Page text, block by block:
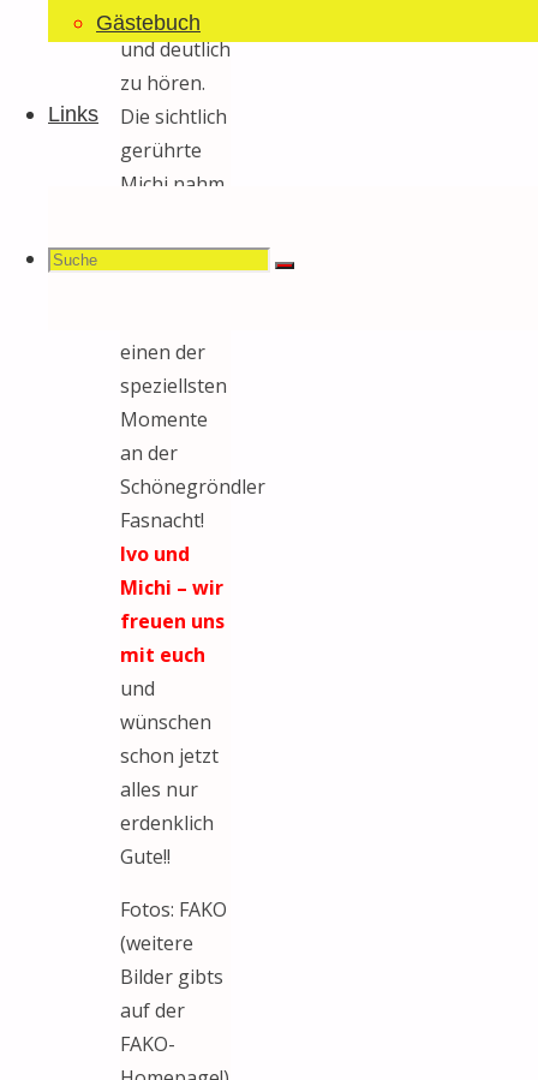
Gästebuch
Links
Suche
Suchen
Suche
Fragen‘ laut
und deutlich
zu hören.
Die sichtlich
gerührte
Michi nahm
an und
einen der
speziellsten
Momente
an der
Schönegröndler
Fasnacht!
Ivo und
Michi – wir
freuen uns
mit euch
und
wünschen
schon jetzt
alles nur
erdenklich
Gute!!
Fotos: FAKO
(weitere
Bilder gibts
auf der
FAKO-